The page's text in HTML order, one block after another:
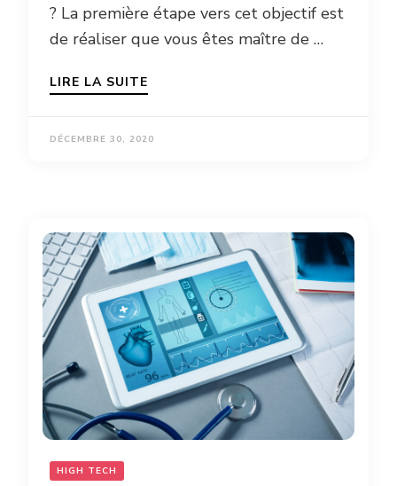
? La première étape vers cet objectif est
de réaliser que vous êtes maître de …
LIRE LA SUITE
DÉCEMBRE 30, 2020
HIGH TECH